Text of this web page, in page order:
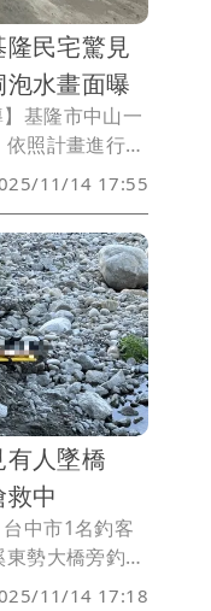
中華、新北記協合
和區公所受贈關懷
民宅驚見
水畫面曝
】基隆市中山一
照計畫進行地
地板卻突然出
家具全部掉落
人員傷亡，對
趕往該處，並
形還有待進一
11/14 17:55
有人墜橋
中
台中市1名釣客
勢大橋旁釣
橋下墜落河
11/14 17:18